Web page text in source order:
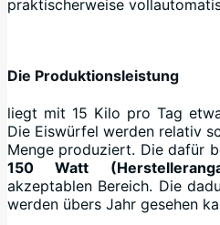
praktischerweise
Die Produktionsleistung
liegt mit 15 Kilo pro Tag
Die Eiswürfel werden relativ
Menge produziert. Die dafür
150 Watt
akzeptablen Bereich. Die
werden übers Jahr gesehen